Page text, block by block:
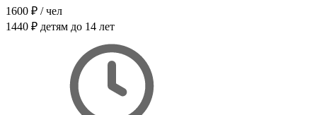
1600 ₽ / чел
1440 ₽ детям до 14 лет